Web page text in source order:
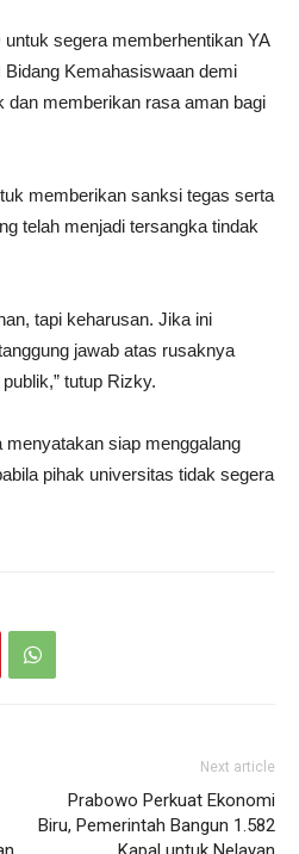
segera memberhentikan YA
Kemahasiswaan demi
dan memberikan rasa aman bagi
memberikan sanksi tegas serta
telah menjadi tersangka tindak
tapi keharusan. Jika ini
jawab atas rusaknya
tutup Rizky.
siap menggalang
pihak universitas tidak segera
Next article
Prabowo Perkuat Ekonomi
Biru, Pemerintah Bangun 1.582